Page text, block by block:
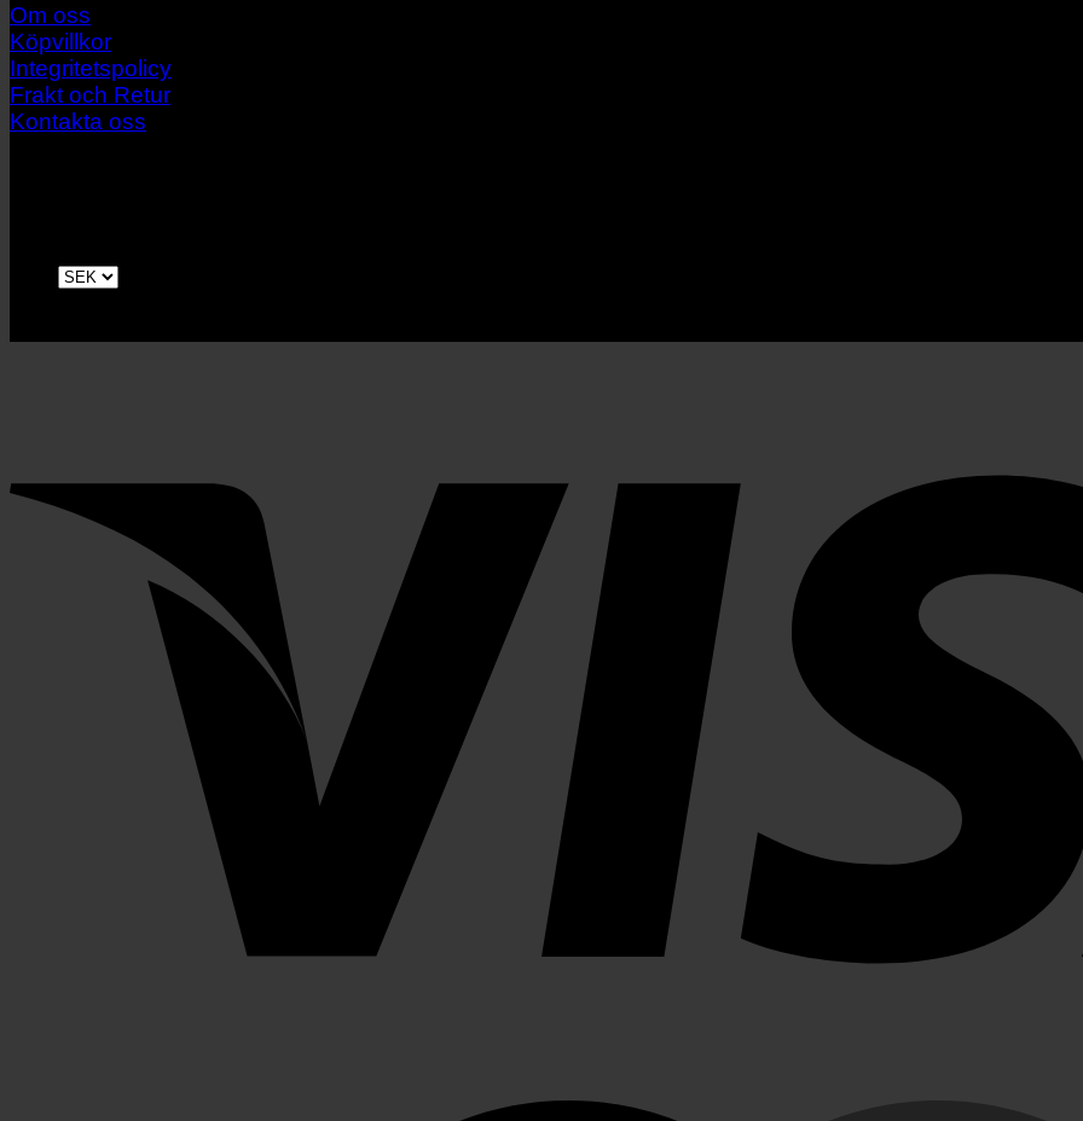
Om oss
Köpvillkor
Integritetspolicy
Frakt och Retur
Kontakta oss